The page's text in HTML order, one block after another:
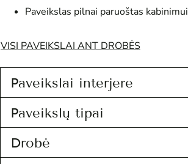
Paveikslas pilnai paruoštas kabinimui
VISI PAVEIKSLAI ANT DROBĖS
Paveikslai interjere
Paveikslų tipai
Drobė